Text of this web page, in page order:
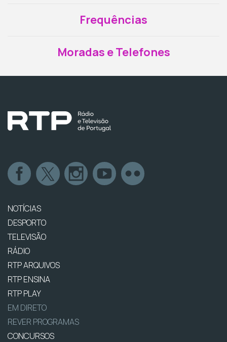
Frequências
Moradas e Telefones
NOTÍCIAS
DESPORTO
TELEVISÃO
RÁDIO
RTP ARQUIVOS
RTP ENSINA
RTP PLAY
EM DIRETO
REVER PROGRAMAS
CONCURSOS